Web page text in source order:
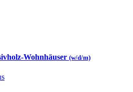
Wohnhäuser (w/d/m)